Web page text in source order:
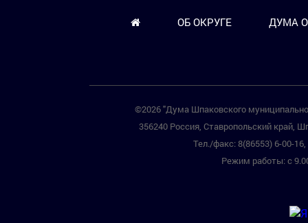
ОБ ОКРУГЕ ДУМА
©2026 "Дума Шпаковского
356240 Россия, Ставропольский край,
Тел./факс: 8(86553) 6-00-
Режим работы: с